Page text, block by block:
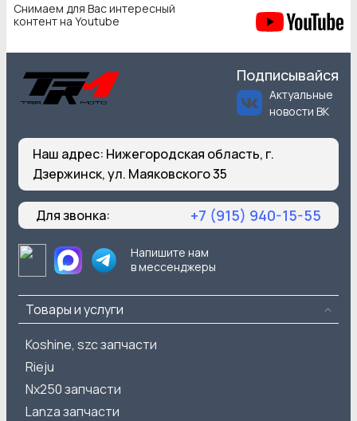
Снимаем для Вас интересный
контент на Youtube
Подписывайся
Актуальные
новости ВК
Наш адрес: Нижегородская область, г.
Дзержинск, ул. Маяковского 35
Для звонка: +7 (915) 940-15-55
Напишите нам
в мессенджеры
Товары и услуги
Koshine, szc запчасти
Rieju
Nx250 запчасти
Lanza запчасти